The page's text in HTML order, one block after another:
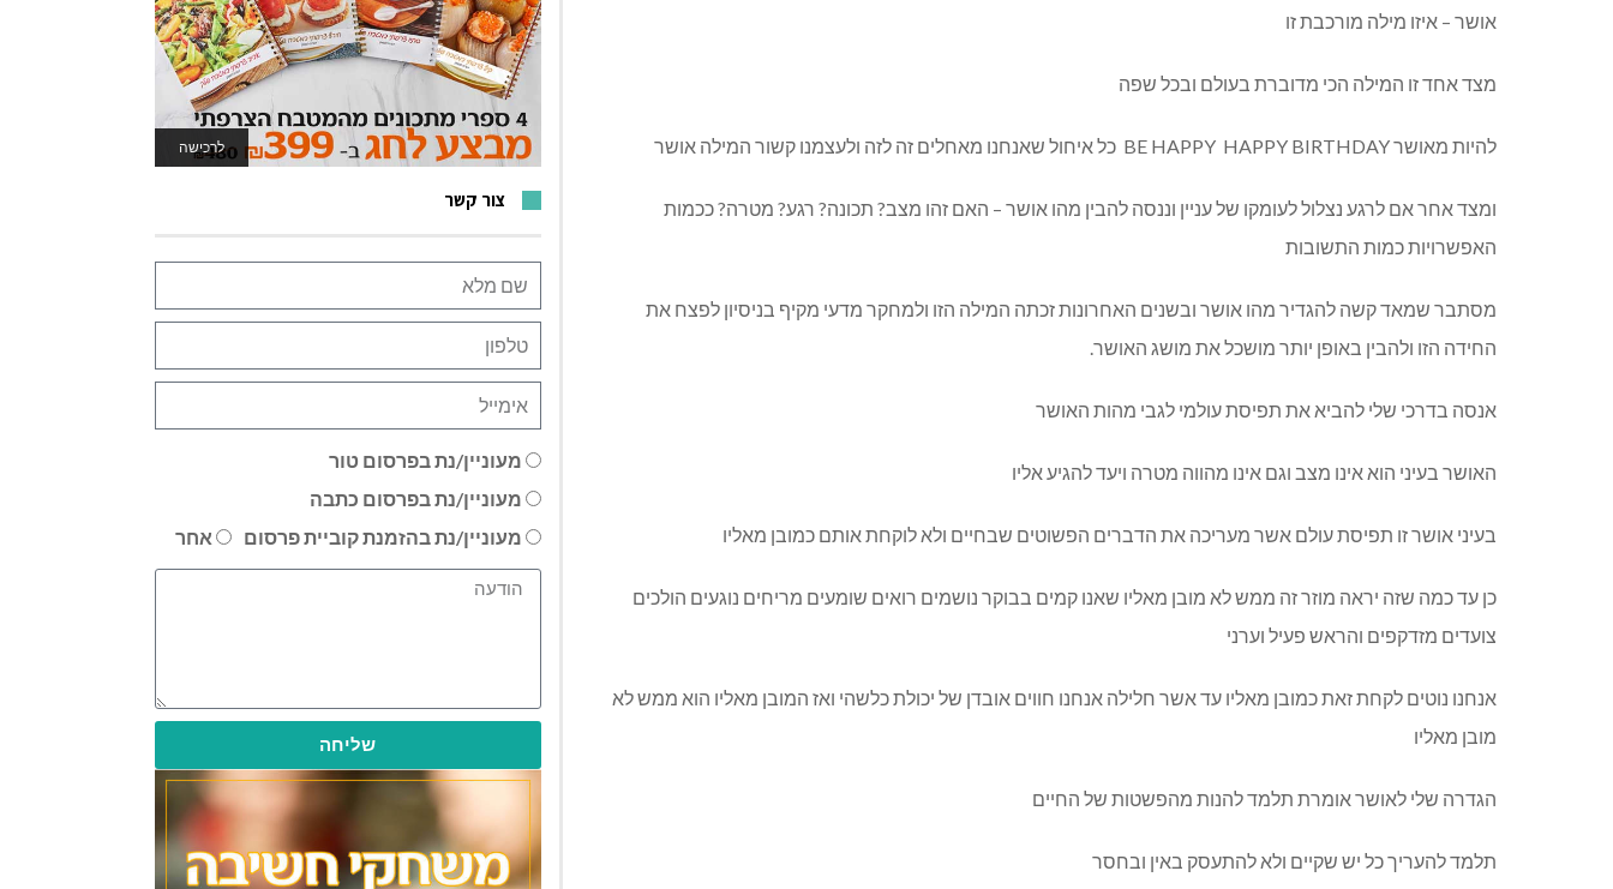
אושר – איזו מילה מורכבת זו
מצד אחד זו המילה הכי מדוברת בעולם ובכל שפה
להיות מאושר BE HAPPY HAPPY BIRTHDAY כל איחול שאנחנו מאחלים זה לזה ולעצמנו קשור המילה אושר
ומצד אחר אם לרגע נצלול לעומקו של עניין וננסה להבין מהו אושר – האם זהו מצב? תכונה? רגע? מטרה? ככמות
האפשרויות כמות התשובות
מסתבר שמאד קשה להגדיר מהו אושר ובשנים האחרונות זכתה המילה הזו ולמחקר מדעי מקיף בניסיון לפצח את
החידה הזו ולהבין באופן יותר מושכל את מושג האושר.
אנסה בדרכי שלי להביא את תפיסת עולמי לגבי מהות האושר
האושר בעיני הוא אינו מצב וגם אינו מהווה מטרה ויעד להגיע אליו
בעיני אושר זו תפיסת עולם אשר מעריכה את הדברים הפשוטים שבחיים ולא לוקחת אותם כמובן מאליו
כן עד כמה שזה יראה מוזר זה ממש לא מובן מאליו שאנו קמים בבוקר נושמים רואים שומעים מריחים נוגעים הולכים
צועדים מזדקפים והראש פעיל וערני
אנחנו נוטים לקחת זאת כמובן מאליו עד אשר חלילה אנחנו חווים אובדן של יכולת כלשהי ואז המובן מאליו הוא ממש לא
מובן מאליו
הגדרה שלי לאושר אומרת תלמד להנות מהפשטות של החיים
תלמד להעריך כל יש שקיים ולא להתעסק באין ובחסר
לרכישה
לאתר המשחקים
צור קשר
מעוניין/נת בפרסום טור
מעוניין/נת בפרסום כתבה
מעוניין/נת בהזמנת קוביית פרסום
אחר
שליחה